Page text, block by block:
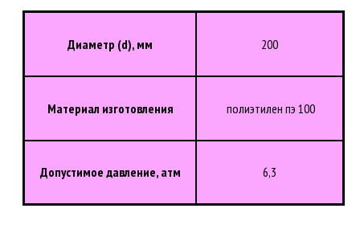
Диаметр (d), мм 200
Материал изготовления полиэтилен пэ 100
Допустимое давление, атм 6,3